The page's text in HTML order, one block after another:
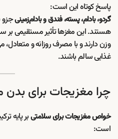
پاسخ کوتاه این است:
گردو، بادام، پسته، فندق و بادام‌زمینیجزو
هستند. این مغزها تأثیر مستقیمی
وزن دارند و با مصرف روزانه و
غذایی سالم باشند.
چرا مغزیجات برای
خواص مغزیجات برای سلامتیبر پایه
است: